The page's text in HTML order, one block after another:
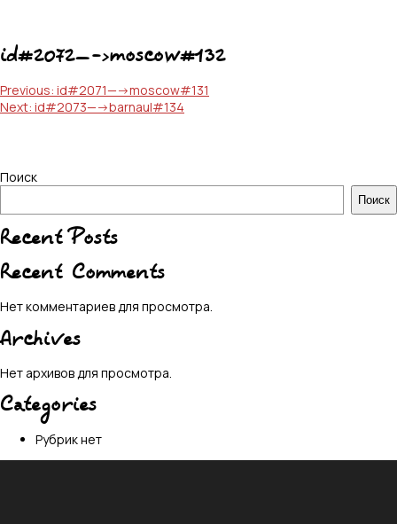
id#2072—->moscow#132
Навигация
по
Previous: id#2071—->moscow#131
Next: id#2073—->barnaul#134
Поиск
Поиск
Recent Posts
Recent Comments
Нет комментариев для просмотра.
Archives
Нет архивов для просмотра.
Categories
Рубрик нет